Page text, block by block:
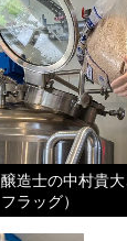
醸造士の中村貴
フラッグ）